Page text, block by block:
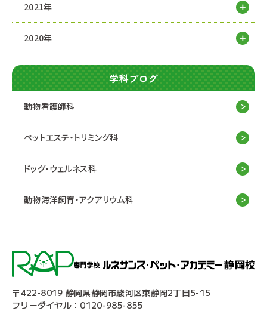
2021年
2020年
学科ブログ
動物看護師科
ペットエステ・トリミング科
ドッグ・ウェルネス科
動物海洋飼育・アクアリウム科
〒422-8019 静岡県静岡市駿河区東静岡2丁目5-15
フリーダイヤル：0120-985-855